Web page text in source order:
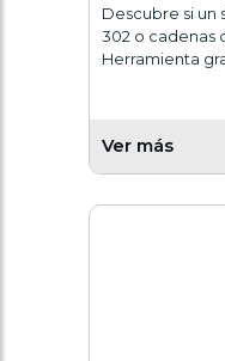
Descubre si un
302 o cadenas
Herramienta
Ver más